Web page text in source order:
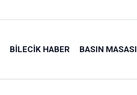
BILECIK HABER BASIN MASASI